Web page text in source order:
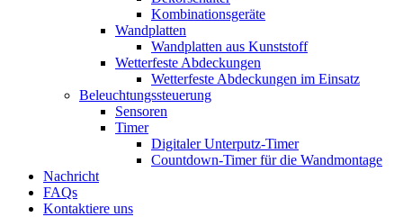
Kombinationsgeräte
Wandplatten
Wandplatten aus Kunststoff
Wetterfeste Abdeckungen
Wetterfeste Abdeckungen im Einsatz
Beleuchtungssteuerung
Sensoren
Timer
Digitaler Unterputz-Timer
Countdown-Timer für die Wandmontage
Nachricht
FAQs
Kontaktiere uns